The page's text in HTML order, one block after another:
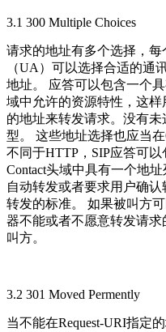
3.1 300 Multiple Choices
请求的地址有多个选择，
（UA）可以选择合适的通
地址。 应答可以包含一个
域中允许的资源特性，这
的地址来转发请求。没有
型。 这些地址选择也应当在
不同于HTTP，SIP应答可
Contact头域中具有一个地
自动转发或者要求用户确
转发的标准。 如果被叫方
器不能或者不愿意转发请
叫方。
3.2 301 Moved Permently
当不能在Request-URI指定